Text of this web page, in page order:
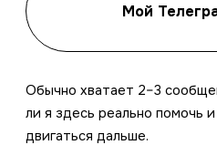
Мой
Обычно хватает 2–3
ли я здесь реально помочь
двигаться дальше.